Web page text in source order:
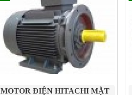
MOTOR ĐIỆN HITACHI MẶT